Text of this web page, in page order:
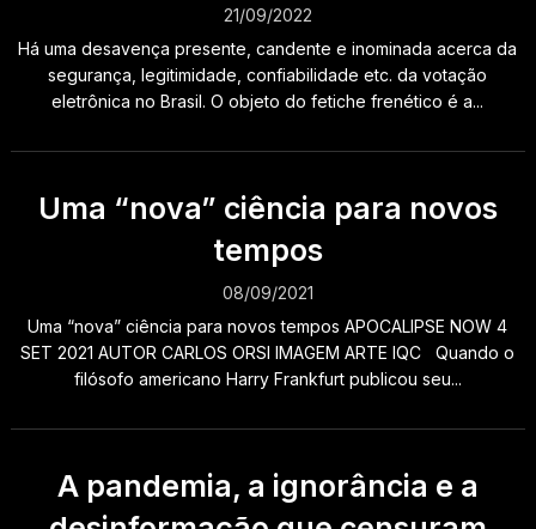
21/09/2022
Há uma desavença presente, candente e inominada acerca da
segurança, legitimidade, confiabilidade etc. da votação
eletrônica no Brasil. O objeto do fetiche frenético é a...
Uma “nova” ciência para novos
tempos
08/09/2021
Uma “nova” ciência para novos tempos APOCALIPSE NOW 4
SET 2021 AUTOR CARLOS ORSI IMAGEM ARTE IQC Quando o
filósofo americano Harry Frankfurt publicou seu...
A pandemia, a ignorância e a